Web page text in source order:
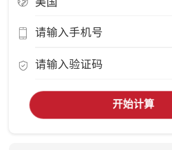
开始计算